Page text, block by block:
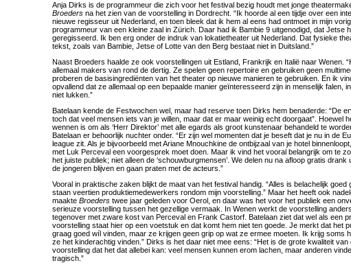
Anja Dirks is de programmeur die zich voor het festival bezig houdt met jonge
Broeders na het zien van de voorstelling in Dordrecht. “Ik hoorde al een tijdje over een
nieuwe regisseur uit Nederland, en toen bleek dat ik hem al eens had ontmoet in mijn
programmeur van een kleine zaal in Zürich. Daar had ik Bambie 9 uitgenodigd, dat Jetse
geregisseerd. Ik ben erg onder de indruk van lokatietheater uit Nederland. Dat fysieke
tekst, zoals van Bambie, Jetse of Lotte van den Berg bestaat niet in Duitsland.”
Naast Broeders haalde ze ook voorstellingen uit Estland, Frankrijk en Italië naar Wenen.
allemaal makers van rond de dertig. Ze spelen geen repertoire en gebruiken geen
proberen de basisingrediënten van het theater op nieuwe manieren te gebruiken. En ik
opvallend dat ze allemaal op een bepaalde manier geïnteresseerd zijn in menselijk falen,
niet lukken.”
Batelaan kende de Festwochen wel, maar had reserve toen Dirks hem benaderde: “De
toch dat veel mensen iets van je willen, maar dat er maar weinig echt doorgaat”. Hoewel
wennen is om als ‘Herr Direktor’ met alle egards als groot kunstenaar behandeld te
Batelaan er behoorlijk nuchter onder. “Er zijn wel momenten dat je beseft dat je nu in de
league zit. Als je bijvoorbeeld met Ariane Mnouchkine de ontbijzaal van je hotel
met Luk Perceval een voorgesprek moet doen. Maar ik vind het vooral belangrijk om te
het juiste publiek; niet alleen de ‘schouwburgmensen’. We delen nu na afloop gratis drank
de jongeren blijven en gaan praten met de acteurs.”
Vooral in praktische zaken blijkt de maat van het festival handig. “Alles is belachelijk goed
staan veertien produktiemedewerkers rondom mijn voorstelling.” Maar het heeft ook
maakte Broeders twee jaar geleden voor Oerol, en daar was het voor het publiek een
serieuze voorstelling tussen het gezellige vermaak. In Wenen werkt de voorstelling
tegenover met zware kost van Perceval en Frank Castorf. Batelaan ziet dat wel als een
voorstelling staat hier op een voetstuk en dat komt hem niet ten goede. Je merkt dat het
graag goed wíl vinden, maar ze krijgen geen grip op wat ze ermee moeten. Ik krijg soms
ze het kinderachtig vinden.” Dirks is het daar niet mee eens: “Het is de grote kwaliteit van
voorstelling dat het dat allebei kan: veel mensen kunnen erom lachen, maar anderen
tragisch.”